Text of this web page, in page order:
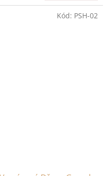
Kód: PSH-02